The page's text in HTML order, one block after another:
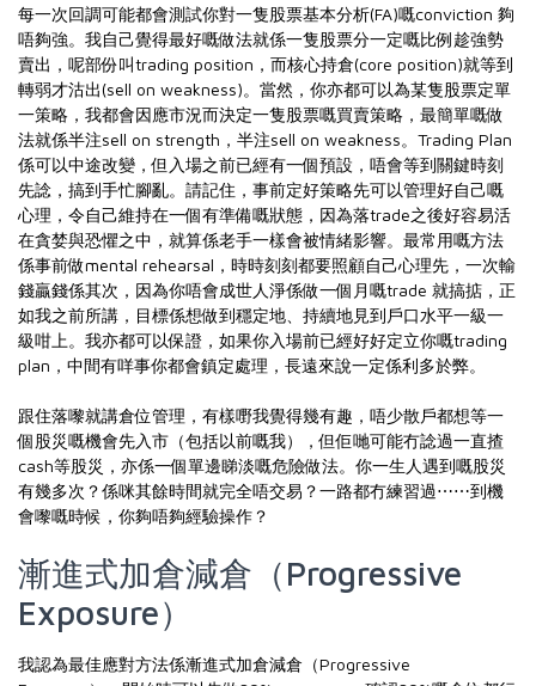
每一次回調可能都會測試你對一隻股票基本分析(FA)嘅conviction 夠
唔夠強。我自己覺得最好嘅做法就係一隻股票分一定嘅比例趁強勢
賣出，呢部份叫trading position，而核心持倉(core position)就等到
轉弱才沽出(sell on weakness)。當然，你亦都可以為某隻股票定單
一策略，我都會因應市況而決定一隻股票嘅買賣策略，最簡單嘅做
法就係半注sell on strength，半注sell on weakness。Trading Plan
係可以中途改變，但入場之前已經有一個預設，唔會等到關鍵時刻
先諗，搞到手忙腳亂。請記住，事前定好策略先可以管理好自己嘅
心理，令自己維持在一個有準備嘅狀態，因為落trade之後好容易活
在貪婪與恐懼之中，就算係老手一樣會被情緒影響。最常用嘅方法
係事前做mental rehearsal，時時刻刻都要照顧自己心理先，一次輸
錢贏錢係其次，因為你唔會成世人淨係做一個月嘅trade 就搞掂，正
如我之前所講，目標係想做到穩定地、持續地見到戶口水平一級一
級咁上。我亦都可以保證，如果你入場前已經好好定立你嘅trading
plan，中間有咩事你都會鎮定處理，長遠來說一定係利多於弊。
跟住落嚟就講倉位管理，有樣嘢我覺得幾有趣，唔少散戶都想等一
個股災嘅機會先入市（包括以前嘅我），但佢哋可能冇諗過一直揸
cash等股災，亦係一個單邊睇淡嘅危險做法。你一生人遇到嘅股災
有幾多次？係咪其餘時間就完全唔交易？一路都冇練習過⋯⋯到機
會嚟嘅時候，你夠唔夠經驗操作？
漸進式加倉減倉（Progressive
Exposure）
我認為最佳應對方法係漸進式加倉減倉（Progressive